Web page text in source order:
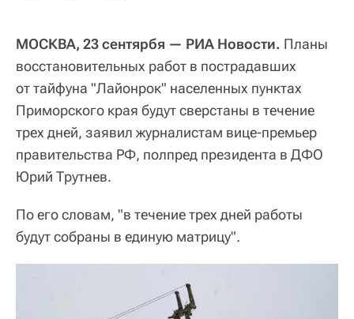
МОСКВА, 23 сентярбя — РИА Новости. Планы
восстановительных работ в пострадавших
от тайфуна "Лайонрок" населенных пунктах
Приморского края будут сверстаны в течение
трех дней, заявил журналистам вице-премьер
правительства РФ, полпред президента в ДФО
Юрий Трутнев.
По его словам, "в течение трех дней работы
будут собраны в единую матрицу".